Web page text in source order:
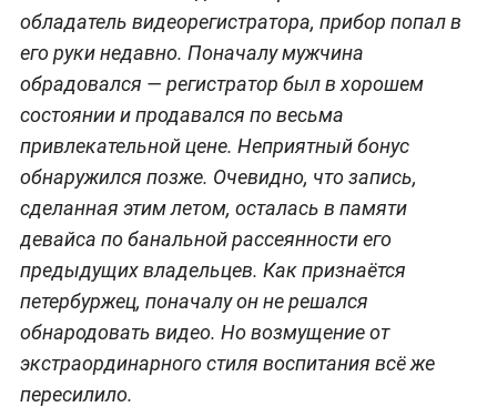
обладатель видеорегистратора, прибор попал в
его руки недавно. Поначалу мужчина
обрадовался — регистратор был в хорошем
состоянии и продавался по весьма
привлекательной цене. Неприятный бонус
обнаружился позже. Очевидно, что запись,
сделанная этим летом, осталась в памяти
девайса по банальной рассеянности его
предыдущих владельцев. Как признаётся
петербуржец, поначалу он не решался
обнародовать видео. Но возмущение от
экстраординарного стиля воспитания всё же
пересилило.